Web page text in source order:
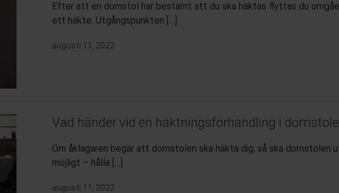
Efter att en domstol har bestämt att du ska häktas flyttas du
ett häkte. Utgångspunkten […]
augusti 11, 2022
Vad händer vid en häktningsförhandling i
Om åklagaren begär att domstolen ska häkta dig, så ska domstolen
möjligt – hålla […]
augusti 11, 2022